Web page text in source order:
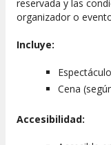
reservada y las
organizador o
Incluye:
Cena
Accesibilidad: